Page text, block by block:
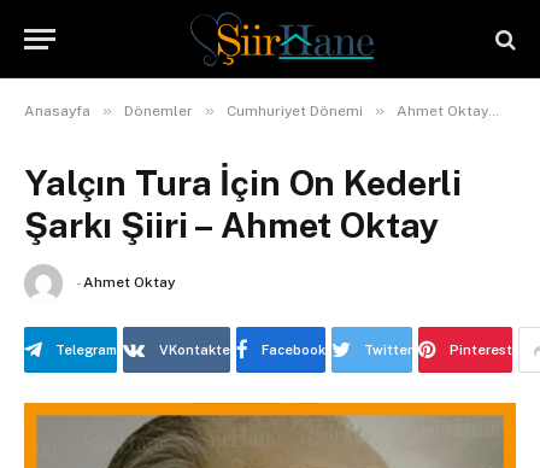
Anasayfa » Dönemler » Cumhuriyet Dönemi » Ahmet Oktay
Yalçın Tura İçin On Kederli
Şarkı Şiiri – Ahmet Oktay
-Ahmet Oktay
Telegram VKontakte Facebook Twitter Pinterest